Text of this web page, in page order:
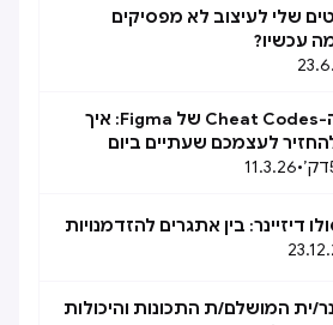
שלי לעיצוב לא מפסיקים
עכשיו?
ה-Cheat Codes של Figma: איך
לעצמכם שעתיים ביום
דק׳•
11.3.26
דיזיינר: בין אתגרים להזדמנויות
ית המושלם/ת התכונות והיכולות